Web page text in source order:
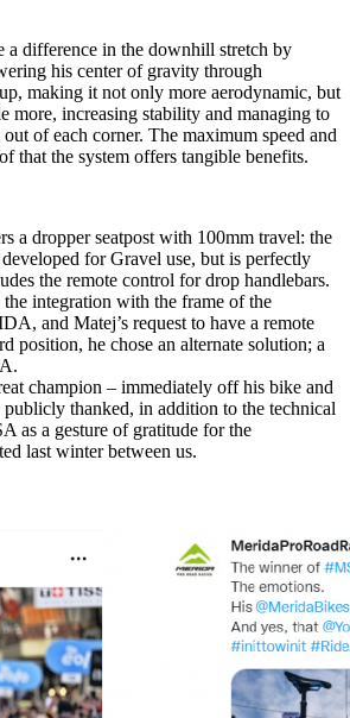
a difference in the downhill stretch by
his center of gravity through
making it not only more aerodynamic, but
more, increasing stability and managing to
of each corner. The maximum speed and
that the system offers tangible benefits.
a dropper seatpost with 100mm travel: the
developed for Gravel use, but is perfectly
the remote control for drop handlebars.
the integration with the frame of the
and Matej’s request to have a remote
position, he chose an alternate solution; a
champion – immediately off his bike and
thanked, in addition to the technical
as a gesture of gratitude for the
last winter between us.